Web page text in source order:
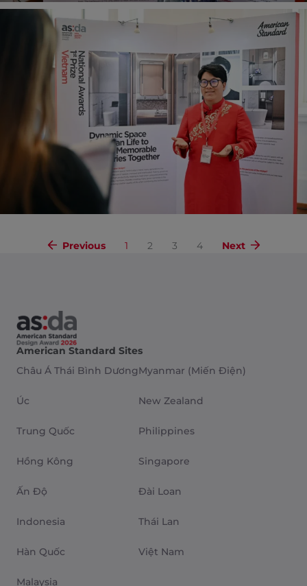
Previous 1 2 3 4 Next
American Standard Sites
Châu Á Thái Bình Dương
Úc
Trung Quốc
Hồng Kông
Ấn Độ
Indonesia
Hàn Quốc
Malaysia
Myanmar (Miến Điện)
New Zealand
Philippines
Singapore
Đài Loan
Thái Lan
Việt Nam